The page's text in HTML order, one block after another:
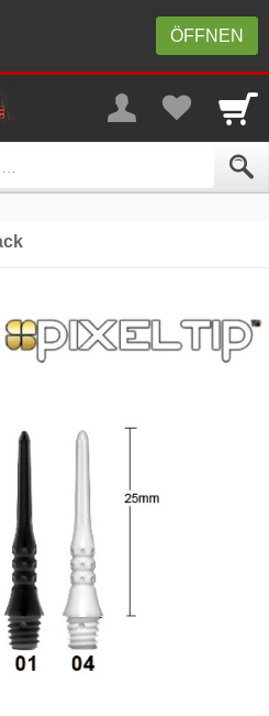
ÖFFNEN